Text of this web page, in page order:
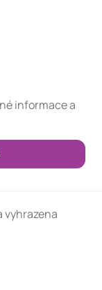
informace a
vyhrazena